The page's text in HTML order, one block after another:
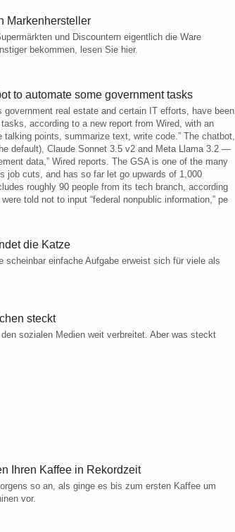
Markenhersteller
und Discountern eigentlich die Ware
bekommen, lesen Sie hier.
to automate some government tasks
real estate and certain IT efforts, have been
according to a new report from Wired, with an
points, summarize text, write code.” The chatbot,
default), Claude Sonnet 3.5 v2 and Meta Llama 3.2 —
data,” Wired reports. The GSA is one of the many
job cuts, and has so far let go upwards of 1,000
roughly 90 people from its tech branch, according
told not to input “federal nonpublic information,” pe
die Katze
einfache Aufgabe erweist sich für viele als
steckt
sozialen Medien weit verbreitet. Aber was steckt
Ihren Kaffee in Rekordzeit
so an, als ginge es bis zum ersten Kaffee um
vor.